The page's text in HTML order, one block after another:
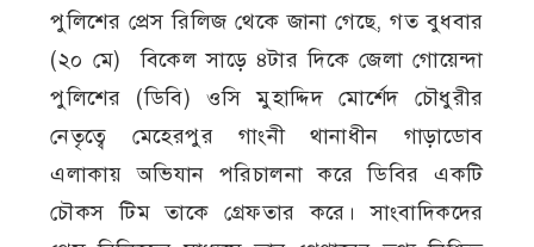
পুলিশের প্রেস রিলিজ থেকে জানা গেছে, গত বুধবার
(২০ মে) বিকেল সাড়ে ৪টার দিকে জেলা গোয়েন্দা
পুলিশের (ডিবি) ওসি মুহাদ্দিদ মোর্শেদ চৌধুরীর
নেতৃত্বে মেহেরপুর গাংনী থানাধীন গাড়াডোব
এলাকায় অভিযান পরিচালনা করে ডিবির একটি
চৌকস টিম তাকে গ্রেফতার করে। সাংবাদিকদের